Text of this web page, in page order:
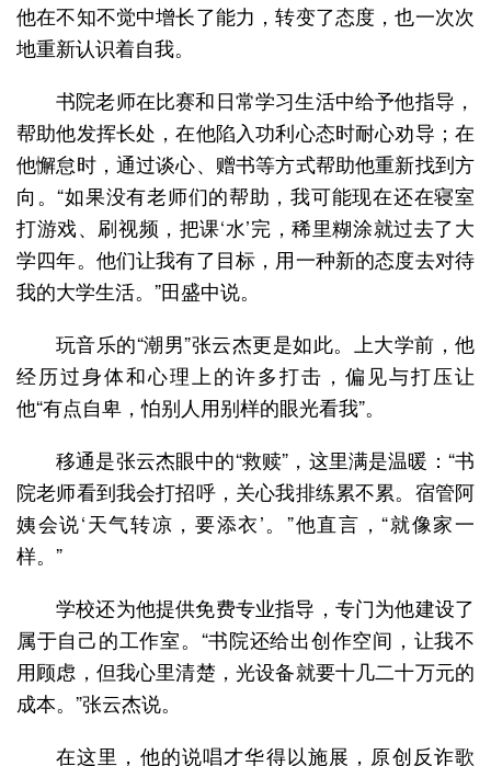
他在不知不觉中增长了能力，转变了态度，也一次次
地重新认识着自我。
书院老师在比赛和日常学习生活中给予他指导，
帮助他发挥长处，在他陷入功利心态时耐心劝导；在
他懈怠时，通过谈心、赠书等方式帮助他重新找到方
向。“如果没有老师们的帮助，我可能现在还在寝室
打游戏、刷视频，把课‘水’完，稀里糊涂就过去了大
学四年。他们让我有了目标，用一种新的态度去对待
我的大学生活。”田盛中说。
玩音乐的“潮男”张云杰更是如此。上大学前，他
经历过身体和心理上的许多打击，偏见与打压让
他“有点自卑，怕别人用别样的眼光看我”。
移通是张云杰眼中的“救赎”，这里满是温暖：“书
院老师看到我会打招呼，关心我排练累不累。宿管阿
姨会说‘天气转凉，要添衣’。”他直言，“就像家一
样。”
学校还为他提供免费专业指导，专门为他建设了
属于自己的工作室。“书院还给出创作空间，让我不
用顾虑，但我心里清楚，光设备就要十几二十万元的
成本。”张云杰说。
在这里，他的说唱才华得以施展，原创反诈歌